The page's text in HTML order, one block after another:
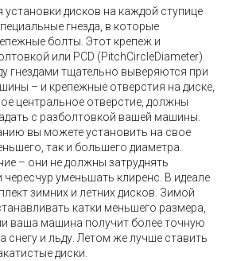
установки дисков на каждой ступице
гнезда, в которые
болты. Этот крепеж и
или PCD (PitchCircleDiameter).
гнездами тщательно выверяются при
– и крепежные отверстия на диске,
центральное отверстие, должны
с разболтовкой вашей машины.
вы можете установить на свое
так и большего диаметра.
– они не должны затруднять
чересчур уменьшать клиренс. В идеале
зимних и летних дисков. Зимой
катки меньшего размера,
ваша машина получит более точную
снегу и льду. Летом же лучше ставить
диски.